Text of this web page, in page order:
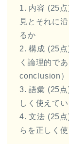
1. 内容 (25
見とそれに
るか
2. 構成 (25
く論理的で
conclusion）
3. 語彙 (25
しく使えて
4. 文法 (25
らを正しく